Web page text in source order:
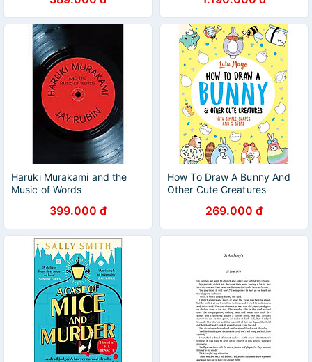
Haruki Murakami and the
Music of Words
399.000 đ
How To Draw A Bunny And
Other Cute Creatures
269.000 đ